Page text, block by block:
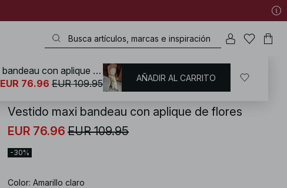
NA-KD Vestidos Vestidos palabra de honor
Vestido maxi bandeau con aplique de flores
EUR 76.96 EUR 109.95
-30%
Color: Amarillo claro
Vestido maxi bandeau con aplique de flores
EUR 76.96 EUR 109.95 AÑADIR AL CARRITO